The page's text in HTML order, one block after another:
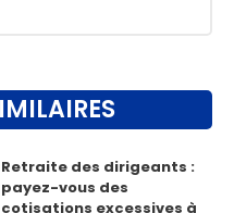
Retraite des dirigeants :
payez-vous des
cotisations excessives à